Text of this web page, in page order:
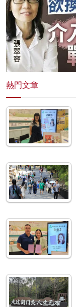
熱門文章